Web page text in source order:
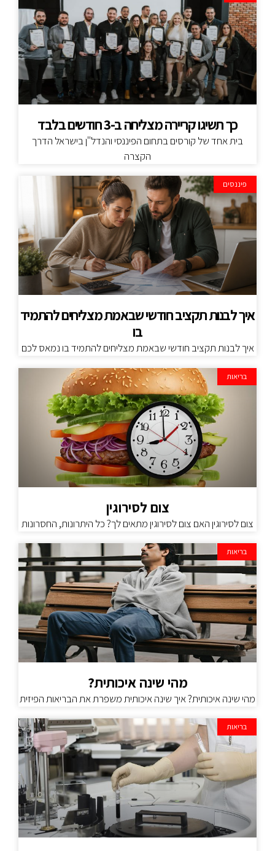
כך תשיגו קריירה מצליחה ב-3 חודשים בלבד
בית אחד של קורסים בתחום הפיננסי והנדל"ן בישראל הדרך
הקצרה
פיננסים
איך לבנות תקציב חודשי שבאמת מצליחים להתמיד
בו
איך לבנות תקציב חודשי שבאמת מצליחים להתמיד בו נמאס לכם
בריאות
צום לסירוגין
צום לסירוגין האם צום לסירוגין מתאים לך? כל היתרונות, החסרונות
בריאות
מהי שינה איכותית?
מהי שינה איכותית? איך שינה איכותית משפרת את הבריאות הפיזית
בריאות